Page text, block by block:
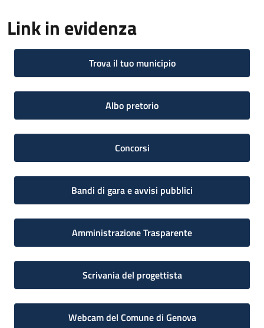
Link in evidenza
Trova il tuo municipio
Albo pretorio
Concorsi
Bandi di gara e avvisi pubblici
Amministrazione Trasparente
Scrivania del progettista
Webcam del Comune di Genova